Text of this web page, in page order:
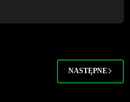
NASTĘPNE